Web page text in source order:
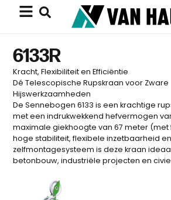
6133R
Kracht, Flexibiliteit en Efficiëntie
Dé Telescopische Rupskraan voor Zware
Hijswerkzaamheden
De Sennebogen 6133 is een krachtige
met een indrukwekkend hefvermogen
maximale giekhoogte van 67 meter (met
hoge stabiliteit, flexibele inzetbaarheid
zelfmontagesysteem is deze kraan
betonbouw, industriële projecten en